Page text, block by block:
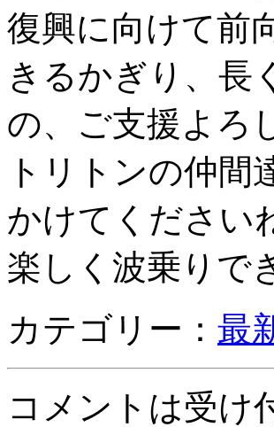
復興に向けて前
きるかぎり、長
の、ご支援よろ
トリトンの仲間
かけてください
楽しく波乗りで
カテゴリー： 最
コメントは受け